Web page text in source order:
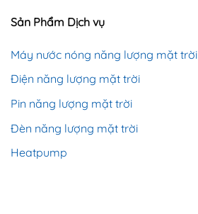
Sản Phẩm Dịch vụ
Máy nước nóng năng lượng mặt trời
Điện năng lượng mặt trời
Pin năng lượng mặt trời
Đèn năng lượng mặt trời
Heatpump